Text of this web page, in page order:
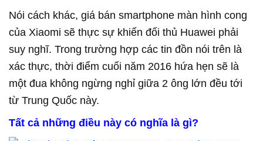
Nói cách khác, giá bán smartphone màn hình cong
của Xiaomi sẽ thực sự khiến đối thủ Huawei phải
suy nghĩ. Trong trường hợp các tin đồn nói trên là
xác thực, thời điểm cuối năm 2016 hứa hẹn sẽ là
một đua không ngừng nghỉ giữa 2 ông lớn đều tới
từ Trung Quốc này.
Tất cả những điều này có nghĩa là gì?